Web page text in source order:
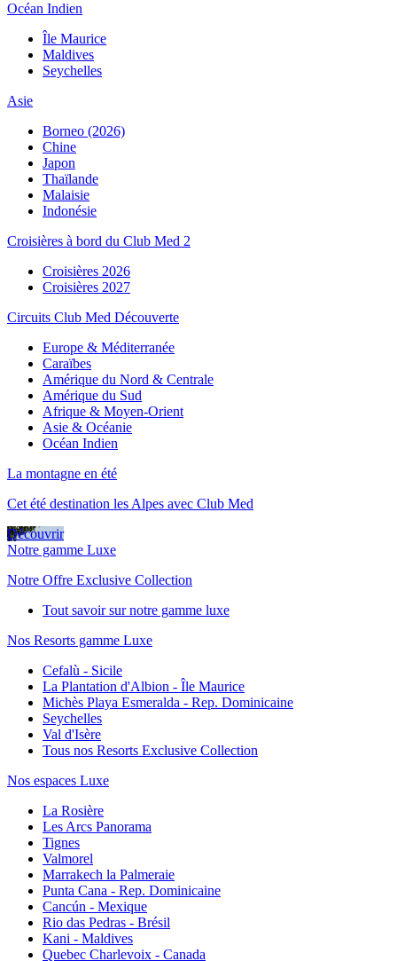
Océan Indien
Île Maurice
Maldives
Seychelles
Asie
Borneo (2026)
Chine
Japon
Thaïlande
Malaisie
Indonésie
Croisières à bord du Club Med 2
Croisières 2026
Croisières 2027
Circuits Club Med Découverte
Europe & Méditerranée
Caraïbes
Amérique du Nord & Centrale
Amérique du Sud
Afrique & Moyen-Orient
Asie & Océanie
Océan Indien
La montagne en été
Cet été destination les Alpes avec Club Med
Découvrir
Notre gamme Luxe
Notre Offre Exclusive Collection
Tout savoir sur notre gamme luxe
Nos Resorts gamme Luxe
Cefalù - Sicile
La Plantation d'Albion - Île Maurice
Michès Playa Esmeralda - Rep. Dominicaine
Seychelles
Val d'Isère
Tous nos Resorts Exclusive Collection
Nos espaces Luxe
La Rosière
Les Arcs Panorama
Tignes
Valmorel
Marrakech la Palmeraie
Punta Cana - Rep. Dominicaine
Cancún - Mexique
Rio das Pedras - Brésil
Kani - Maldives
Quebec Charlevoix - Canada